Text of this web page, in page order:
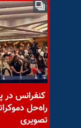
کنفرانس در
راه‌حل
تصویری